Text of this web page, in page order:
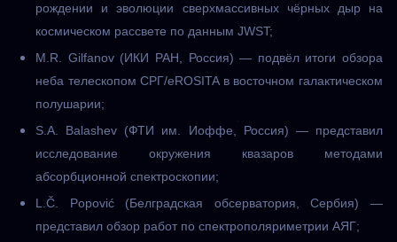
рождении и эволюции сверхмассивных чёрных дыр на
космическом рассвете по данным JWST;
M.R. Gilfanov (ИКИ РАН, Россия) — подвёл итоги обзора
неба телескопом СРГ/eROSITA в восточном галактическом
полушарии;
S.A. Balashev (ФТИ им. Иоффе, Россия) — представил
исследование окружения квазаров методами
абсорбционной спектроскопии;
L.Č. Popović (Белградская обсерватория, Сербия) —
представил обзор работ по спектрополяриметрии АЯГ;